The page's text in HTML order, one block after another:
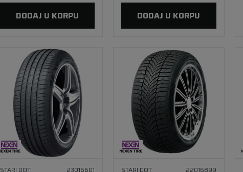
DODAJ U KORPU DODAJ U KORPU
STARI DOT 23016601 STARI DOT 22016899